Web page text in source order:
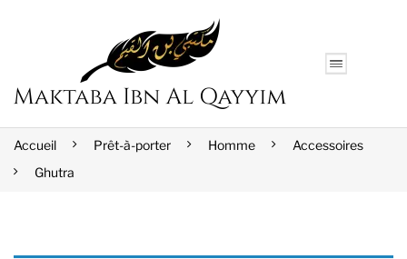
Accueil Prêt-à-porter Homme
Accessoires
Ghutra